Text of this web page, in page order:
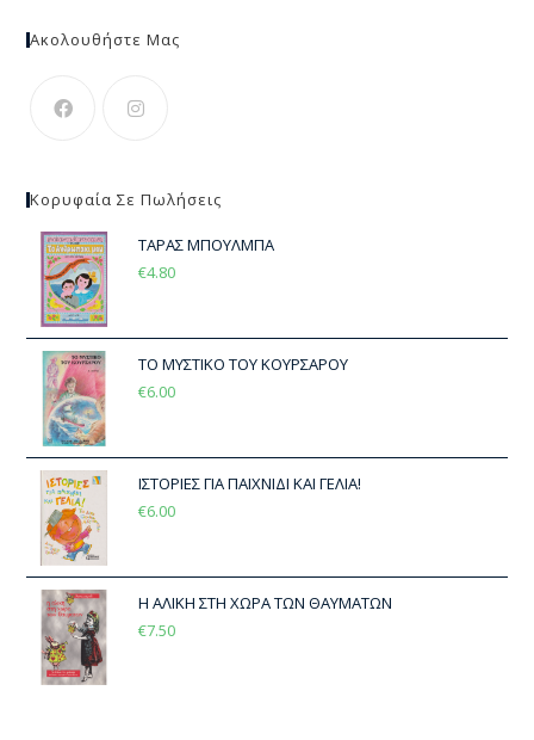
Ακολουθήστε Μας
Κορυφαία Σε Πωλήσεις
ΤΑΡΑΣ ΜΠΟΥΛΜΠΑ
€4.80
ΤΟ ΜΥΣΤΙΚΟ ΤΟΥ ΚΟΥΡΣΑΡΟΥ
€6.00
ΙΣΤΟΡΙΕΣ ΓΙΑ ΠΑΙΧΝΙΔΙ ΚΑΙ ΓΕΛΙΑ!
€6.00
Η ΑΛΙΚΗ ΣΤΗ ΧΩΡΑ ΤΩΝ ΘΑΥΜΑΤΩΝ
€7.50